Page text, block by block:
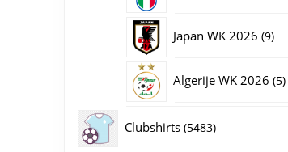
Japan WK 2026 99
Algerije WK 2026 55
Clubshirts 54835483